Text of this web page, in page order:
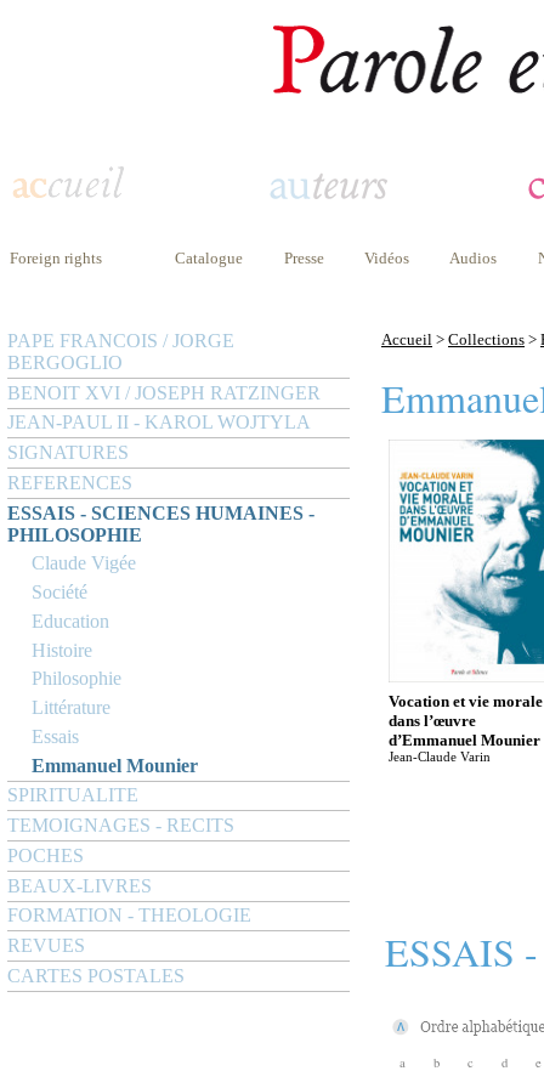
Foreign rights Catalogue Presse Vidéos Audios
PAPE FRANCOIS / JORGE
BERGOGLIO
BENOIT XVI / JOSEPH RATZINGER
JEAN-PAUL II - KAROL WOJTYLA
SIGNATURES
REFERENCES
ESSAIS - SCIENCES HUMAINES -
PHILOSOPHIE
Claude Vigée
Société
Education
Histoire
Philosophie
Littérature
Essais
Emmanuel Mounier
SPIRITUALITE
TEMOIGNAGES - RECITS
POCHES
BEAUX-LIVRES
FORMATION - THEOLOGIE
REVUES
CARTES POSTALES
Accueil > Collections >
Vocation et vie morale
dans l’œuvre
d’Emmanuel Mounier
Jean-Claude Varin
ESSAIS
a b c d e